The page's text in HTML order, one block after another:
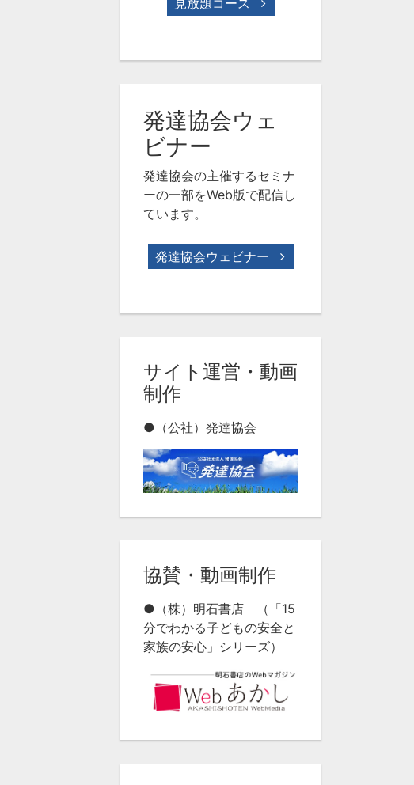
発達協会ウェ
ビナー
発達協会の主催するセミナ
ーの一部をWeb版で配信し
ています。
発達協会ウェビナー
サイト運営・動画
制作
●（公社）発達協会
協賛・動画制作
●（株）明石書店 （「15
分でわかる子どもの安全と
家族の安心」シリーズ）